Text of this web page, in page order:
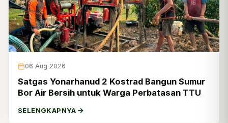
06 Aug 2026
Satgas Yonarhanud 2 Kostrad Bangun Sumur
Bor Air Bersih untuk Warga Perbatasan TTU
SELENGKAPNYA